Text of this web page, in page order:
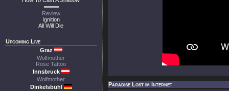
Review
Ignition
All Will Die
Upcoming Live
Graz
Wolfmother
Rose Tattoo
Innsbruck
Wolfmother
Dinkelsbühl
Paradise Lost im Internet